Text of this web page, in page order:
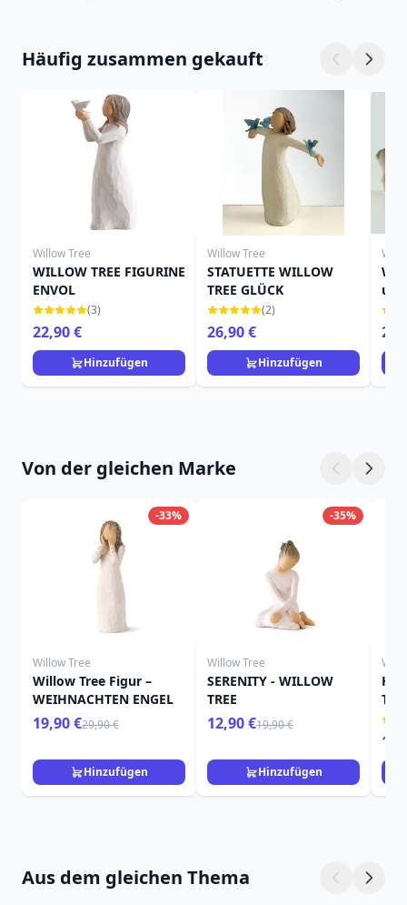
Häufig zusammen gekauft
Willow Tree
WILLOW TREE FIGURINE
ENVOL
(3)
22,90 €
Hinzufügen
Willow Tree
STATUETTE WILLOW
TREE GLÜCK
(2)
26,90 €
Hinzufügen
Von der gleichen Marke
-33%
Willow Tree
Willow Tree Figur –
WEIHNACHTEN ENGEL
19,90 €29,90 €
Hinzufügen
-35%
Willow Tree
SERENITY - WILLOW
TREE
12,90 €19,90 €
Hinzufügen
Aus dem gleichen Thema